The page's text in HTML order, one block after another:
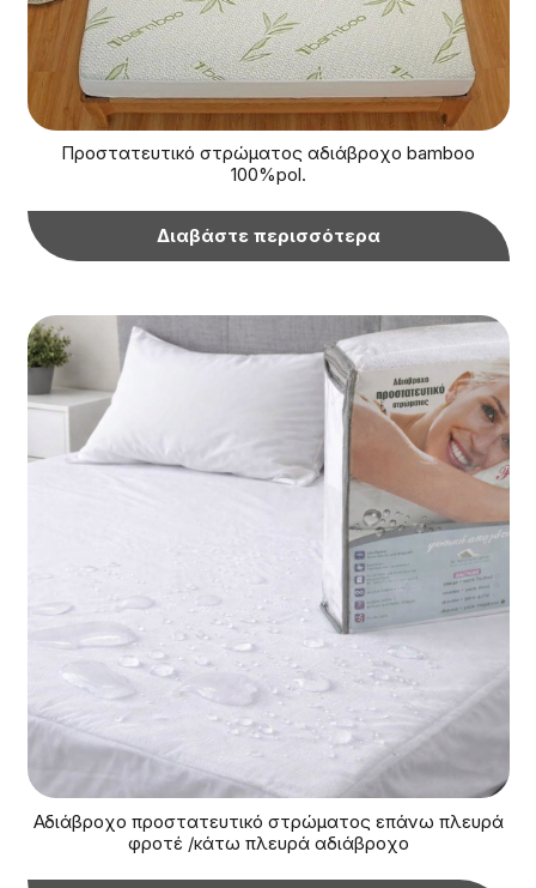
Προστατευτικό στρώματος αδιάβροχο bamboo
100%pol.
Διαβάστε περισσότερα
Αδιάβροχο προστατευτικό στρώματος επάνω πλευρά
φροτέ /κάτω πλευρά αδιάβροχο